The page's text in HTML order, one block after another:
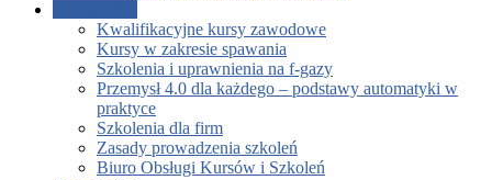
Kwalifikacyjne kursy zawodowe
Kursy w zakresie spawania
Szkolenia i uprawnienia na f-gazy
Przemysł 4.0 dla każdego – podstawy automatyki w
praktyce
Szkolenia dla firm
Zasady prowadzenia szkoleń
Biuro Obsługi Kursów i Szkoleń